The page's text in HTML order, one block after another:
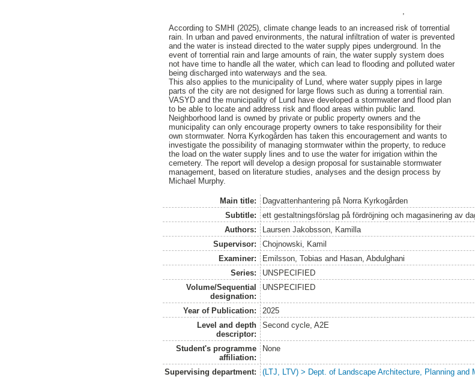
According to SMHI (2025), climate change leads to an increased risk of torrential
rain. In urban and paved environments, the natural infiltration of water is prevented
and the water is instead directed to the water supply pipes underground. In the
event of torrential rain and large amounts of rain, the water supply system does
not have time to handle all the water, which can lead to flooding and polluted water
being discharged into waterways and the sea.
This also applies to the municipality of Lund, where water supply pipes in large
parts of the city are not designed for large flows such as during a torrential rain.
VASYD and the municipality of Lund have developed a stormwater and flood plan
to be able to locate and address risk and flood areas within public land.
Neighborhood land is owned by private or public property owners and the
municipality can only encourage property owners to take responsibility for their
own stormwater. Norra Kyrkogården has taken this encouragement and wants to
investigate the possibility of managing stormwater within the property, to reduce
the load on the water supply lines and to use the water for irrigation within the
cemetery. The report will develop a design proposal for sustainable stormwater
management, based on literature studies, analyses and the design process by
Michael Murphy.
Main title:
Dagvattenhantering på Norra Kyrkogården
Subtitle:
ett gestaltningsförslag på fördröjning och magasinering av
Authors:
Laursen Jakobsson, Kamilla
Supervisor:
Chojnowski, Kamil
Examiner:
Emilsson, Tobias and Hasan, Abdulghani
Series:
UNSPECIFIED
Volume/Sequential
designation:
UNSPECIFIED
Year of Publication:
2025
Level and depth
descriptor:
Second cycle, A2E
Student's programme
affiliation:
None
Supervising department: (LTJ, LTV) > Dept. of Landscape Architecture, Planning and